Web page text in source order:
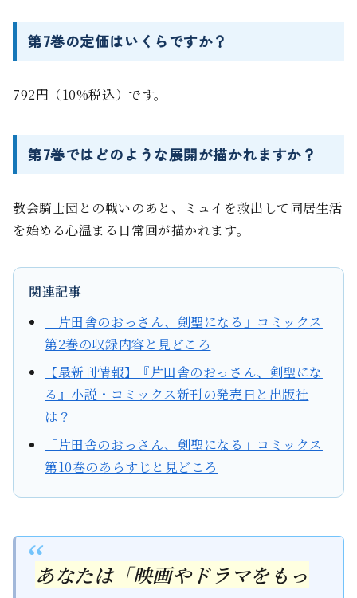
第7巻の定価はいくらですか？
792円（10%税込）です。
第7巻ではどのような展開が描かれますか？
教会騎士団との戦いのあと、ミュイを救出して同居生活
を始める心温まる日常回が描かれます。
関連記事
「片田舎のおっさん、剣聖になる」コミックス
第2巻の収録内容と見どころ
【最新刊情報】『片田舎のおっさん、剣聖にな
る』小説・コミックス新刊の発売日と出版社
は？
「片田舎のおっさん、剣聖になる」コミックス
第10巻のあらすじと見どころ
あなたは「映画やドラマをもっ